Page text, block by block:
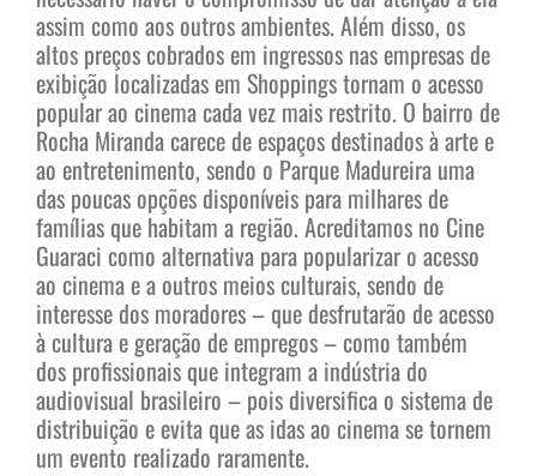
assim como aos outros ambientes. Além disso, os
altos preços cobrados em ingressos nas empresas de
exibição localizadas em Shoppings tornam o acesso
popular ao cinema cada vez mais restrito. O bairro de
Rocha Miranda carece de espaços destinados à arte e
ao entretenimento, sendo o Parque Madureira uma
das poucas opções disponíveis para milhares de
famílias que habitam a região. Acreditamos no Cine
Guaraci como alternativa para popularizar o acesso
ao cinema e a outros meios culturais, sendo de
interesse dos moradores – que desfrutarão de acesso
à cultura e geração de empregos – como também
dos profissionais que integram a indústria do
audiovisual brasileiro – pois diversifica o sistema de
distribuição e evita que as idas ao cinema se tornem
um evento realizado raramente.